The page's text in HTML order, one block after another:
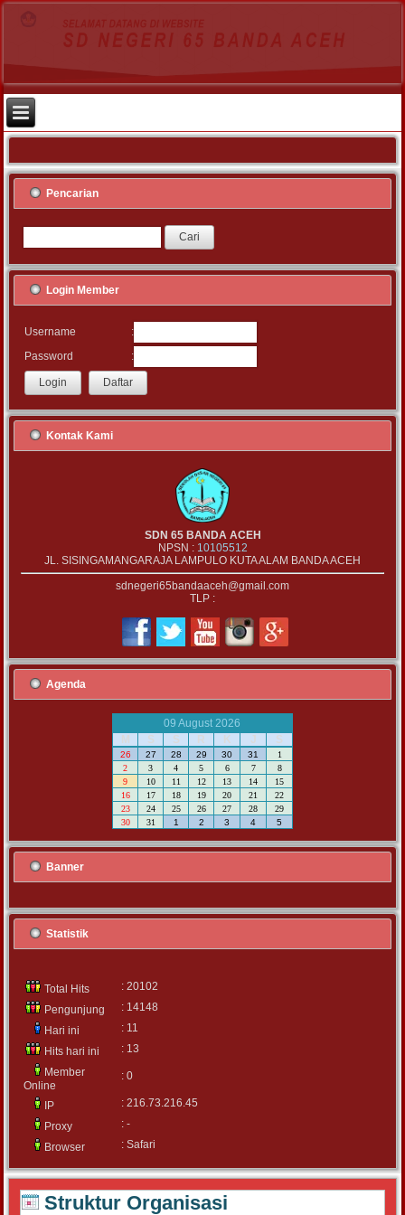
Pencarian
Login Member
Username
:
Password
:
Kontak Kami
SDN 65 BANDA ACEH
NPSN : 10105512
JL. SISINGAMANGARAJA LAMPULO KUTA ALAM BANDA ACEH
sdnegeri65bandaaceh@gmail.com
TLP :
Agenda
09 August 2026
M
S S R K J S
26 27 28 29 30 31
1
2
3 4 5 6 7
8
9
10 11 12 13 14
15
16
17 18 19 20 21
22
23
24 25 26 27 28
29
30
31 1 2 3 4 5
Banner
Statistik
Total Hits
: 20102
Pengunjung
: 14148
Hari ini
: 11
Hits hari ini
: 13
Member
Online
: 0
IP
: 216.73.216.45
Proxy
: -
Browser
: Safari
Struktur Organisasi